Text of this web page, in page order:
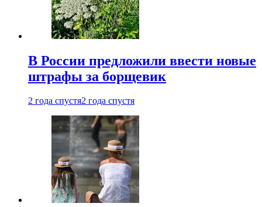
В России предложили ввести новые
штрафы за борщевик
2 года спустя2 года спустя